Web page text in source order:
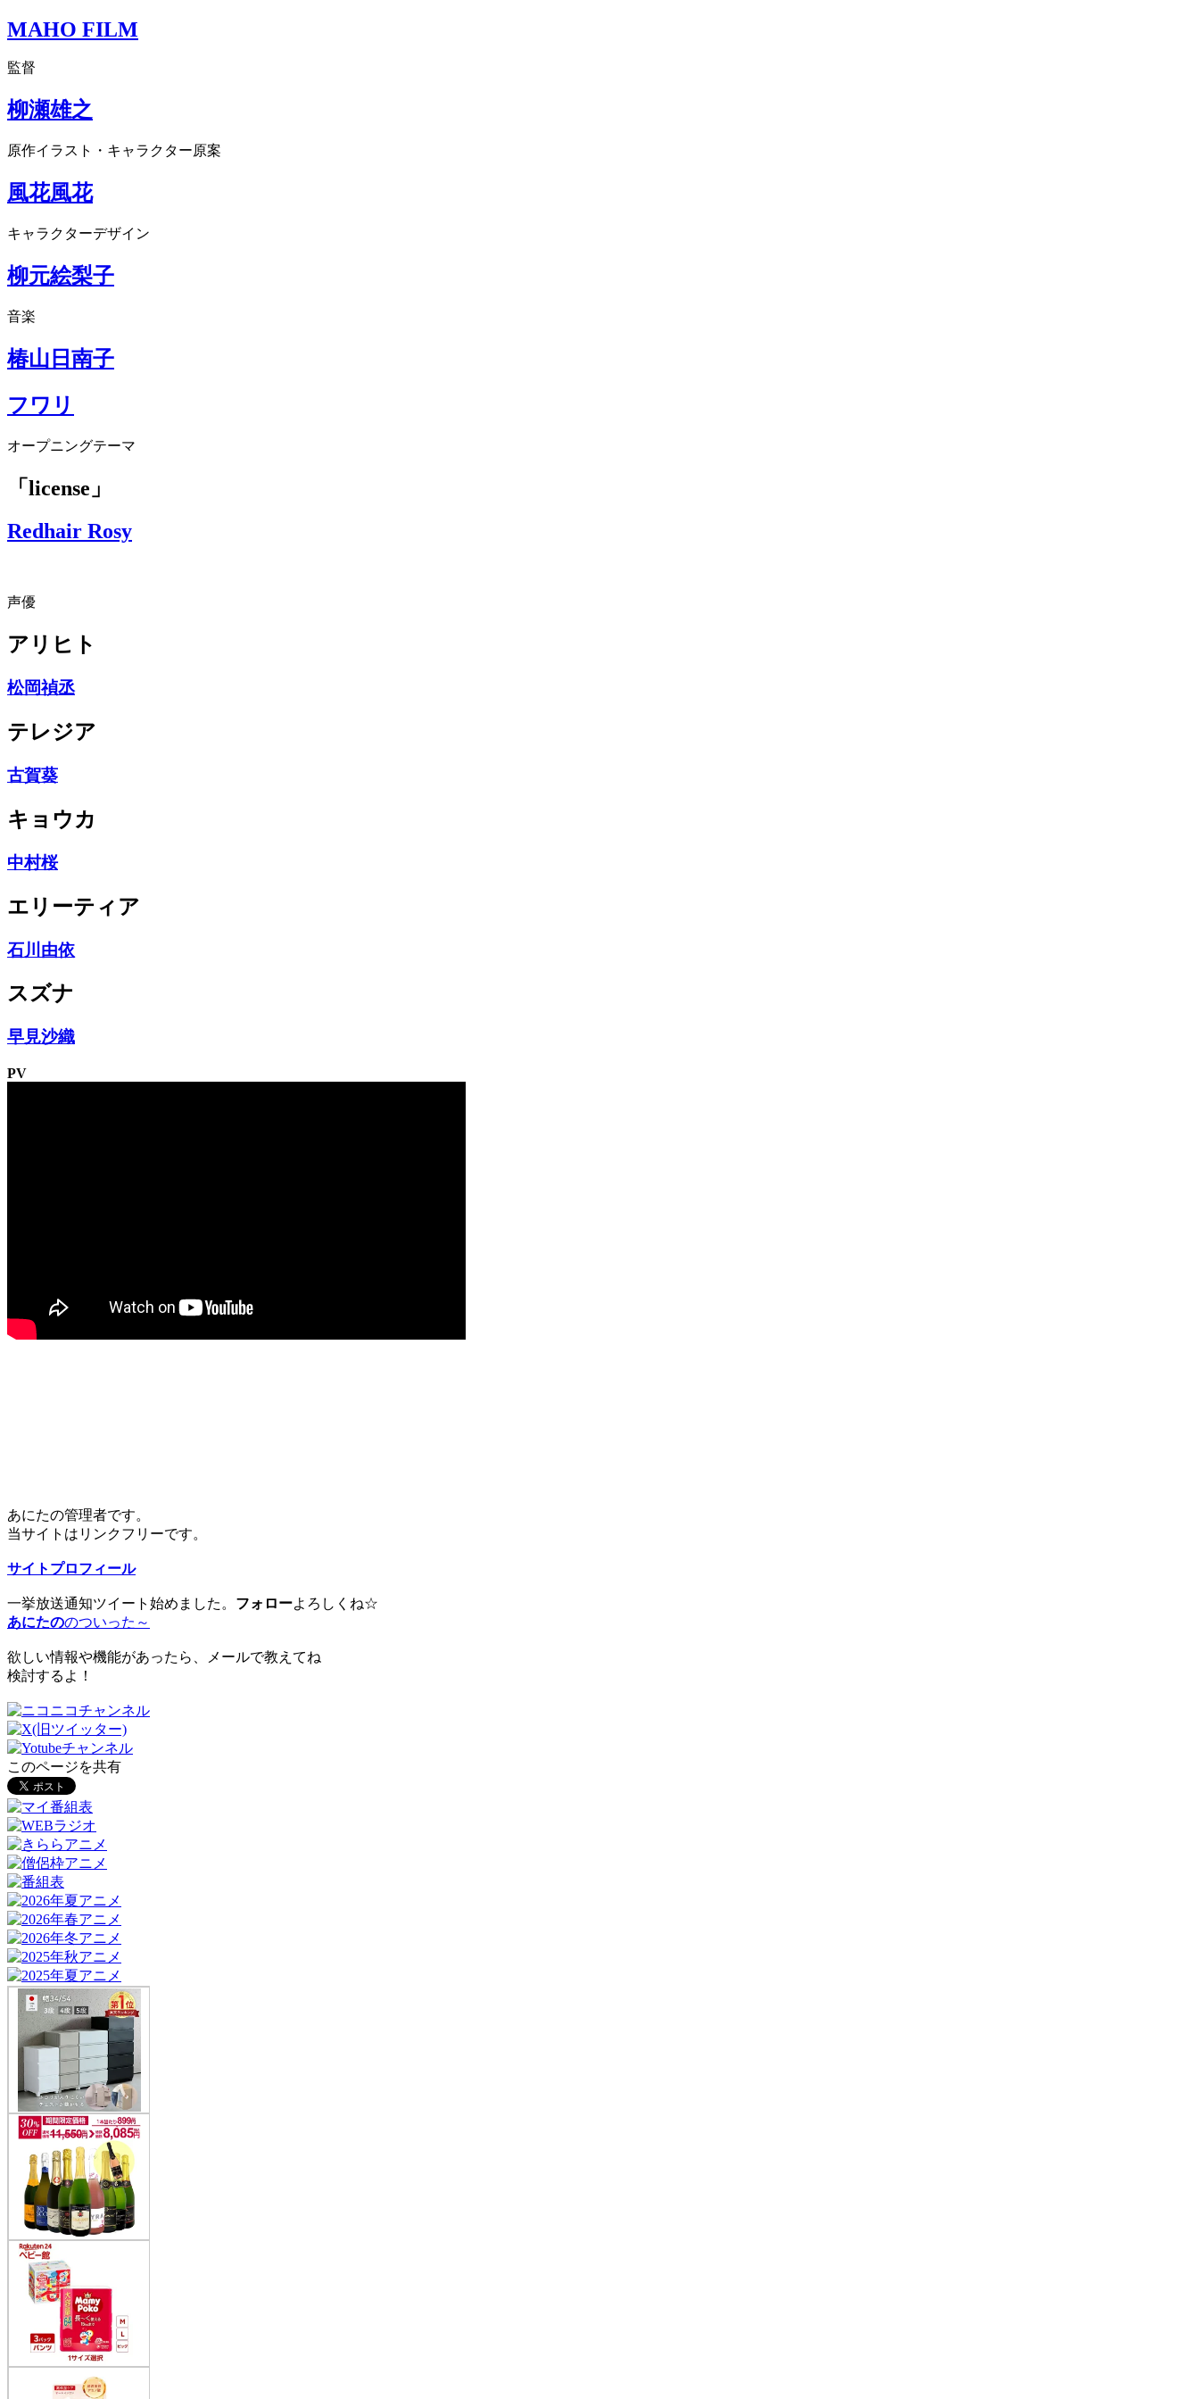
MAHO FILM
監督
柳瀬雄之
原作イラスト・キャラクター原案
風花風花
キャラクターデザイン
柳元絵梨子
音楽
椿山日南子
フワリ
オープニングテーマ
「license」
Redhair Rosy
声優
アリヒト
松岡禎丞
テレジア
古賀葵
キョウカ
中村桜
エリーティア
石川由依
スズナ
早見沙織
PV
あにたの管理者です。
当サイトはリンクフリーです。
サイトプロフィール
一挙放送通知ツイート始めました。 フォローよろしくね☆
あにたののついった～
欲しい情報や機能があったら、メールで教えてね
検討するよ！
このページを共有